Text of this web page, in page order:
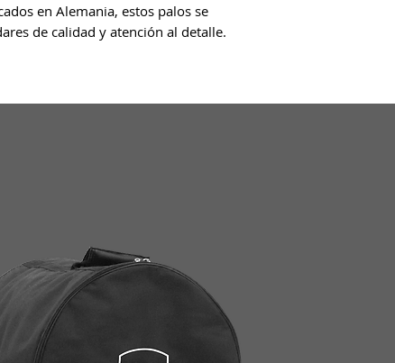
en Alemania, estos palos se
de calidad y atención al detalle.